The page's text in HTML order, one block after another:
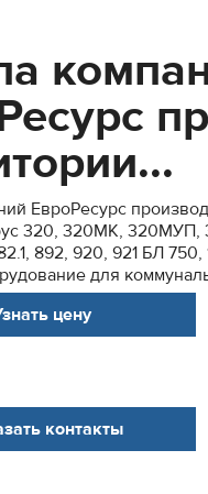
ЕвроРесурс
320, 320МК, 320МУП,
892, 920, 921 БЛ
для
цену
контакты